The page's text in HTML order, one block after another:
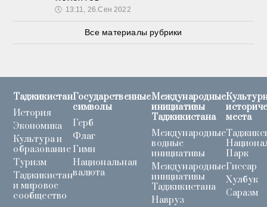
🕔 13:11, 26.Сен 2022
Все материалы рубрики
Таджикистан
История
Экономика
Культура и
образование
Туризм
Таджикистан
и мировое
сообщество
Государственные
символы
Герб
Флаг
Гимн
Национальная
валюта
Международные
инициативы
Таджикистана
Международные
водные
инициативы
Международные
инициативы
Таджикистана
Навруз
места
Парк
Гиссар
Хулбук
Саразм